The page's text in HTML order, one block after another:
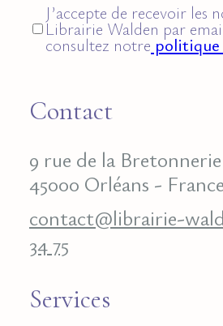
J’accepte de recevoir les
Librairie Walden par
consultez notre
Contact
9 rue de la Bretonnerie
45000 Orléans - France
contact@librairie-
34 75
Services